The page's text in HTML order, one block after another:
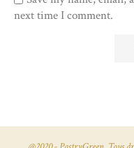
next time I comment.